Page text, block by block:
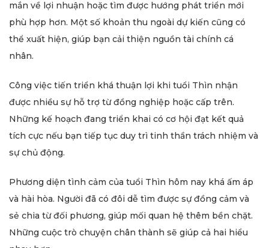
mắn về lợi nhuận hoặc tìm được hướng phát triển mới
phù hợp hơn. Một số khoản thu ngoài dự kiến cũng có
thể xuất hiện, giúp bạn cải thiện nguồn tài chính cá
nhân.
Công việc tiến triển khá thuận lợi khi tuổi Thìn nhận
được nhiều sự hỗ trợ từ đồng nghiệp hoặc cấp trên.
Những kế hoạch đang triển khai có cơ hội đạt kết quả
tích cực nếu bạn tiếp tục duy trì tinh thần trách nhiệm và
sự chủ động.
Phương diện tình cảm của tuổi Thìn hôm nay khá ấm áp
và hài hòa. Người đã có đôi dễ tìm được sự đồng cảm và
sẻ chia từ đối phương, giúp mối quan hệ thêm bền chặt.
Những cuộc trò chuyện chân thành sẽ giúp cả hai hiểu